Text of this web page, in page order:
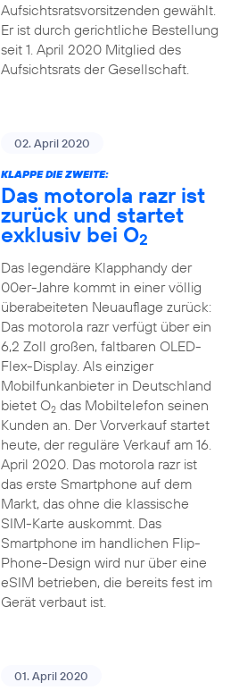
Aufsichtsratsvorsitzenden gewählt.
Er ist durch gerichtliche Bestellung
seit 1. April 2020 Mitglied des
Aufsichtsrats der Gesellschaft.
02. April 2020
KLAPPE DIE ZWEITE:
Das motorola razr ist
zurück und startet
exklusiv bei O2
Das legendäre Klapphandy der
00er-Jahre kommt in einer völlig
überabeiteten Neuauflage zurück:
Das motorola razr verfügt über ein
6,2 Zoll großen, faltbaren OLED-
Flex-Display. Als einziger
Mobilfunkanbieter in Deutschland
bietet O2das Mobiltelefon seinen
Kunden an. Der Vorverkauf startet
heute, der reguläre Verkauf am 16.
April 2020. Das motorola razr ist
das erste Smartphone auf dem
Markt, das ohne die klassische
SIM-Karte auskommt. Das
Smartphone im handlichen Flip-
Phone-Design wird nur über eine
eSIM betrieben, die bereits fest im
Gerät verbaut ist.
01. April 2020